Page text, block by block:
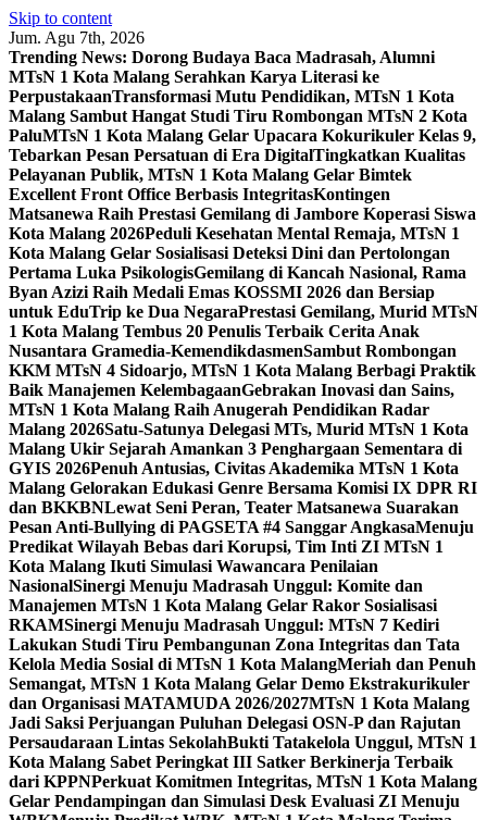
Skip to content
Jum. Agu 7th, 2026
Trending News: Dorong Budaya Baca Madrasah, Alumni
MTsN 1 Kota Malang Serahkan Karya Literasi ke
PerpustakaanTransformasi Mutu Pendidikan, MTsN 1 Kota
Malang Sambut Hangat Studi Tiru Rombongan MTsN 2 Kota
PaluMTsN 1 Kota Malang Gelar Upacara Kokurikuler Kelas 9,
Tebarkan Pesan Persatuan di Era DigitalTingkatkan Kualitas
Pelayanan Publik, MTsN 1 Kota Malang Gelar Bimtek
Excellent Front Office Berbasis IntegritasKontingen
Matsanewa Raih Prestasi Gemilang di Jambore Koperasi Siswa
Kota Malang 2026Peduli Kesehatan Mental Remaja, MTsN 1
Kota Malang Gelar Sosialisasi Deteksi Dini dan Pertolongan
Pertama Luka PsikologisGemilang di Kancah Nasional, Rama
Byan Azizi Raih Medali Emas KOSSMI 2026 dan Bersiap
untuk EduTrip ke Dua NegaraPrestasi Gemilang, Murid MTsN
1 Kota Malang Tembus 20 Penulis Terbaik Cerita Anak
Nusantara Gramedia-KemendikdasmenSambut Rombongan
KKM MTsN 4 Sidoarjo, MTsN 1 Kota Malang Berbagi Praktik
Baik Manajemen KelembagaanGebrakan Inovasi dan Sains,
MTsN 1 Kota Malang Raih Anugerah Pendidikan Radar
Malang 2026Satu-Satunya Delegasi MTs, Murid MTsN 1 Kota
Malang Ukir Sejarah Amankan 3 Penghargaan Sementara di
GYIS 2026Penuh Antusias, Civitas Akademika MTsN 1 Kota
Malang Gelorakan Edukasi Genre Bersama Komisi IX DPR RI
dan BKKBNLewat Seni Peran, Teater Matsanewa Suarakan
Pesan Anti-Bullying di PAGSETA #4 Sanggar AngkasaMenuju
Predikat Wilayah Bebas dari Korupsi, Tim Inti ZI MTsN 1
Kota Malang Ikuti Simulasi Wawancara Penilaian
NasionalSinergi Menuju Madrasah Unggul: Komite dan
Manajemen MTsN 1 Kota Malang Gelar Rakor Sosialisasi
RKAMSinergi Menuju Madrasah Unggul: MTsN 7 Kediri
Lakukan Studi Tiru Pembangunan Zona Integritas dan Tata
Kelola Media Sosial di MTsN 1 Kota MalangMeriah dan Penuh
Semangat, MTsN 1 Kota Malang Gelar Demo Ekstrakurikuler
dan Organisasi MATAMUDA 2026/2027MTsN 1 Kota Malang
Jadi Saksi Perjuangan Puluhan Delegasi OSN-P dan Rajutan
Persaudaraan Lintas SekolahBukti Tatakelola Unggul, MTsN 1
Kota Malang Sabet Peringkat III Satker Berkinerja Terbaik
dari KPPNPerkuat Komitmen Integritas, MTsN 1 Kota Malang
Gelar Pendampingan dan Simulasi Desk Evaluasi ZI Menuju